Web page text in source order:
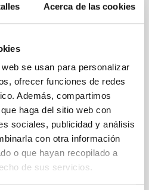
Acerca de las cookies
se usan para personalizar
ofrecer funciones de redes
Además, compartimos
haga del sitio web con
sociales, publicidad y análisis
con otra información
o que hayan recopilado a
de sus servicios.
Observatories Meets in
Committee (CCI) of the
met this week in
the current status and
infrastructures
de Astrofísica de Canarias
established under the
that founded the Canary
It ensures the effective
in decision-making
and improvement
facilities. Project and
The meeting was